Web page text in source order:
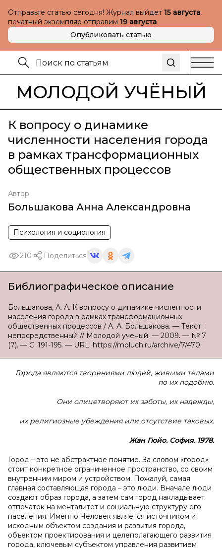
Отправьте статью сегодня! Журнал выйдет 15 августа,
печатный экземпляр отправим 19 августа
Опубликовать статью
МОЛОДОЙ УЧЁНЫЙ
К вопросу о динамике
численности населения города
в рамках трансформационных
общественных процессов
Автор
Большакова Анна Александровна
Психология и социология
210 Поделиться
Библиографическое описание
Большакова, А. А. К вопросу о динамике численности
населения города в рамках трансформационных
общественных процессов / А. А. Большакова. — Текст :
непосредственный // Молодой ученый. — 2009. — № 7
(7). — С. 191-195. — URL: https://moluch.ru/archive/7/470.
Города являются творениями людей, живыми телами
по их подобию.
Они олицетворяют их заботы, их надежды,
их религиозные убеждения или отсутствие таковых.
Жан Гюйо. София. 1978.
Город – это не абстрактное понятие. За словом «город»
стоит конкретное ограниченное пространство, со своим
внутренним миром и устройством. Пожалуй, самая
главная составляющая города – это люди. Вначале люди
создают образ города, а затем сам город накладывает
отпечаток на менталитет и социальную структуру его
населения. Именно Человек является источником и
исходным объектом создания и развития города,
объектом проектирования и целеполагающего развития
города, ключевым субъектом управления развитием